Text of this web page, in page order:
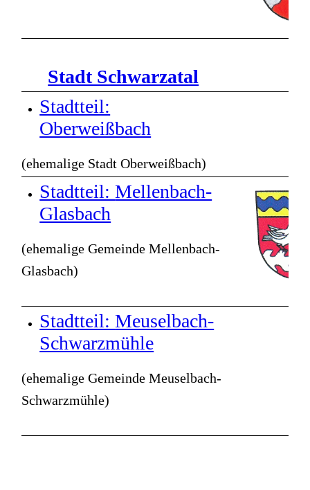
Stadt Schwarzatal
Stadtteil:
Oberweißbach
(ehemalige Stadt Oberweißbach)
Stadtteil:Mellenbach-
Glasbach
(ehemalige Gemeinde Mellenbach-
Glasbach)
Stadtteil:Meuselbach-
Schwarzmühle
(ehemalige Gemeinde Meuselbach-
Schwarzmühle)